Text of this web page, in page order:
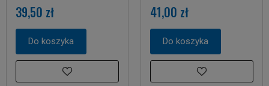
39,50 zł
Do koszyka
41,00 zł
Do koszyka